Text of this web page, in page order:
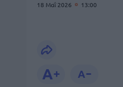
18 Μαΐ 2026 13:00